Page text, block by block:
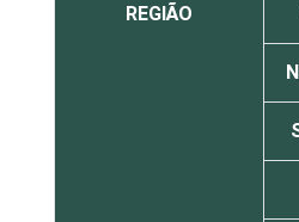
REGIÃO